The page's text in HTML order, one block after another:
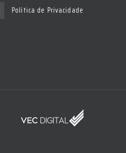
Política de Privacidade